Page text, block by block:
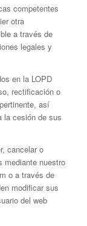
competentes
otra
a través de
legales y
en la LOPD
rectificación o
así
la cesión de sus
cancelar o
mediante nuestro
o a través de
modificar sus
del web